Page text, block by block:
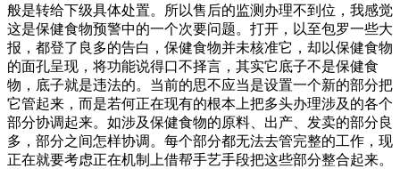
般是转给下级具体处置。所以售后的监测办理不到位，我感觉
这是保健食物预警中的一个次要问题。打开，以至包罗一些大
报，都登了良多的告白，保健食物并未核准它，却以保健食物
的面孔呈现，将功能说得口不择言，其实它底子不是保健食
物，底子就是违法的。当前的思不应当是设置一个新的部分把
它管起来，而是若何正在现有的根本上把多头办理涉及的各个
部分协调起来。如涉及保健食物的原料、出产、发卖的部分良
多，部分之间怎样协调。每个部分都无法去管完整的工作，现
正在就要考虑正在机制上借帮手艺手段把这些部分整合起来。